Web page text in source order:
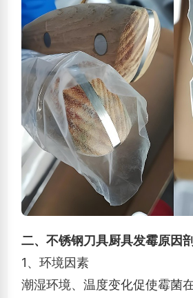
二、不锈钢刀具厨具发霉原因
1、环境因素
潮湿环境、温度变化促使霉菌